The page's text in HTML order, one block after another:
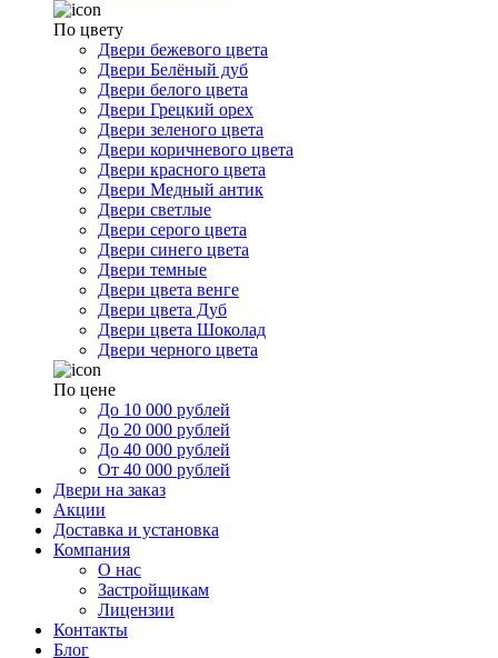
По цвету
Двери бежевого цвета
Двери Белёный дуб
Двери белого цвета
Двери Грецкий орех
Двери зеленого цвета
Двери коричневого цвета
Двери красного цвета
Двери Медный антик
Двери светлые
Двери серого цвета
Двери синего цвета
Двери темные
Двери цвета венге
Двери цвета Дуб
Двери цвета Шоколад
Двери черного цвета
По цене
До 10 000 рублей
До 20 000 рублей
До 40 000 рублей
От 40 000 рублей
Двери на заказ
Акции
Доставка и установка
Компания
О нас
Застройщикам
Лицензии
Контакты
Блог